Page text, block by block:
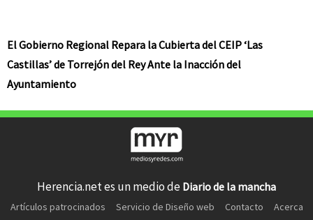
El Gobierno Regional Repara la Cubierta del CEIP ‘Las
Castillas’ de Torrejón del Rey Ante la Inacción del
Ayuntamiento
Herencia.net es un medio de Diario de la mancha
Artículos patrocinados Servicio de Diseño web Contacto
Acerca